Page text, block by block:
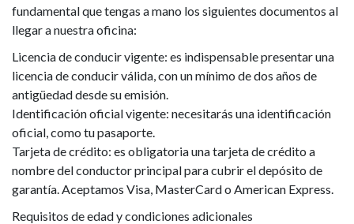
fundamental que tengas a mano los siguientes documentos al
llegar a nuestra oficina:
Licencia de conducir vigente: es indispensable presentar una
licencia de conducir válida, con un mínimo de dos años de
antigüedad desde su emisión.
Identificación oficial vigente: necesitarás una identificación
oficial, como tu pasaporte.
Tarjeta de crédito: es obligatoria una tarjeta de crédito a
nombre del conductor principal para cubrir el depósito de
garantía. Aceptamos Visa, MasterCard o American Express.
Requisitos de edad y condiciones adicionales